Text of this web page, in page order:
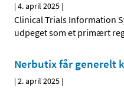
|4. april 2025 |
Clinical Trials Information
udpeget som et primært
Nerbutix får generelt
|2. april 2025 |